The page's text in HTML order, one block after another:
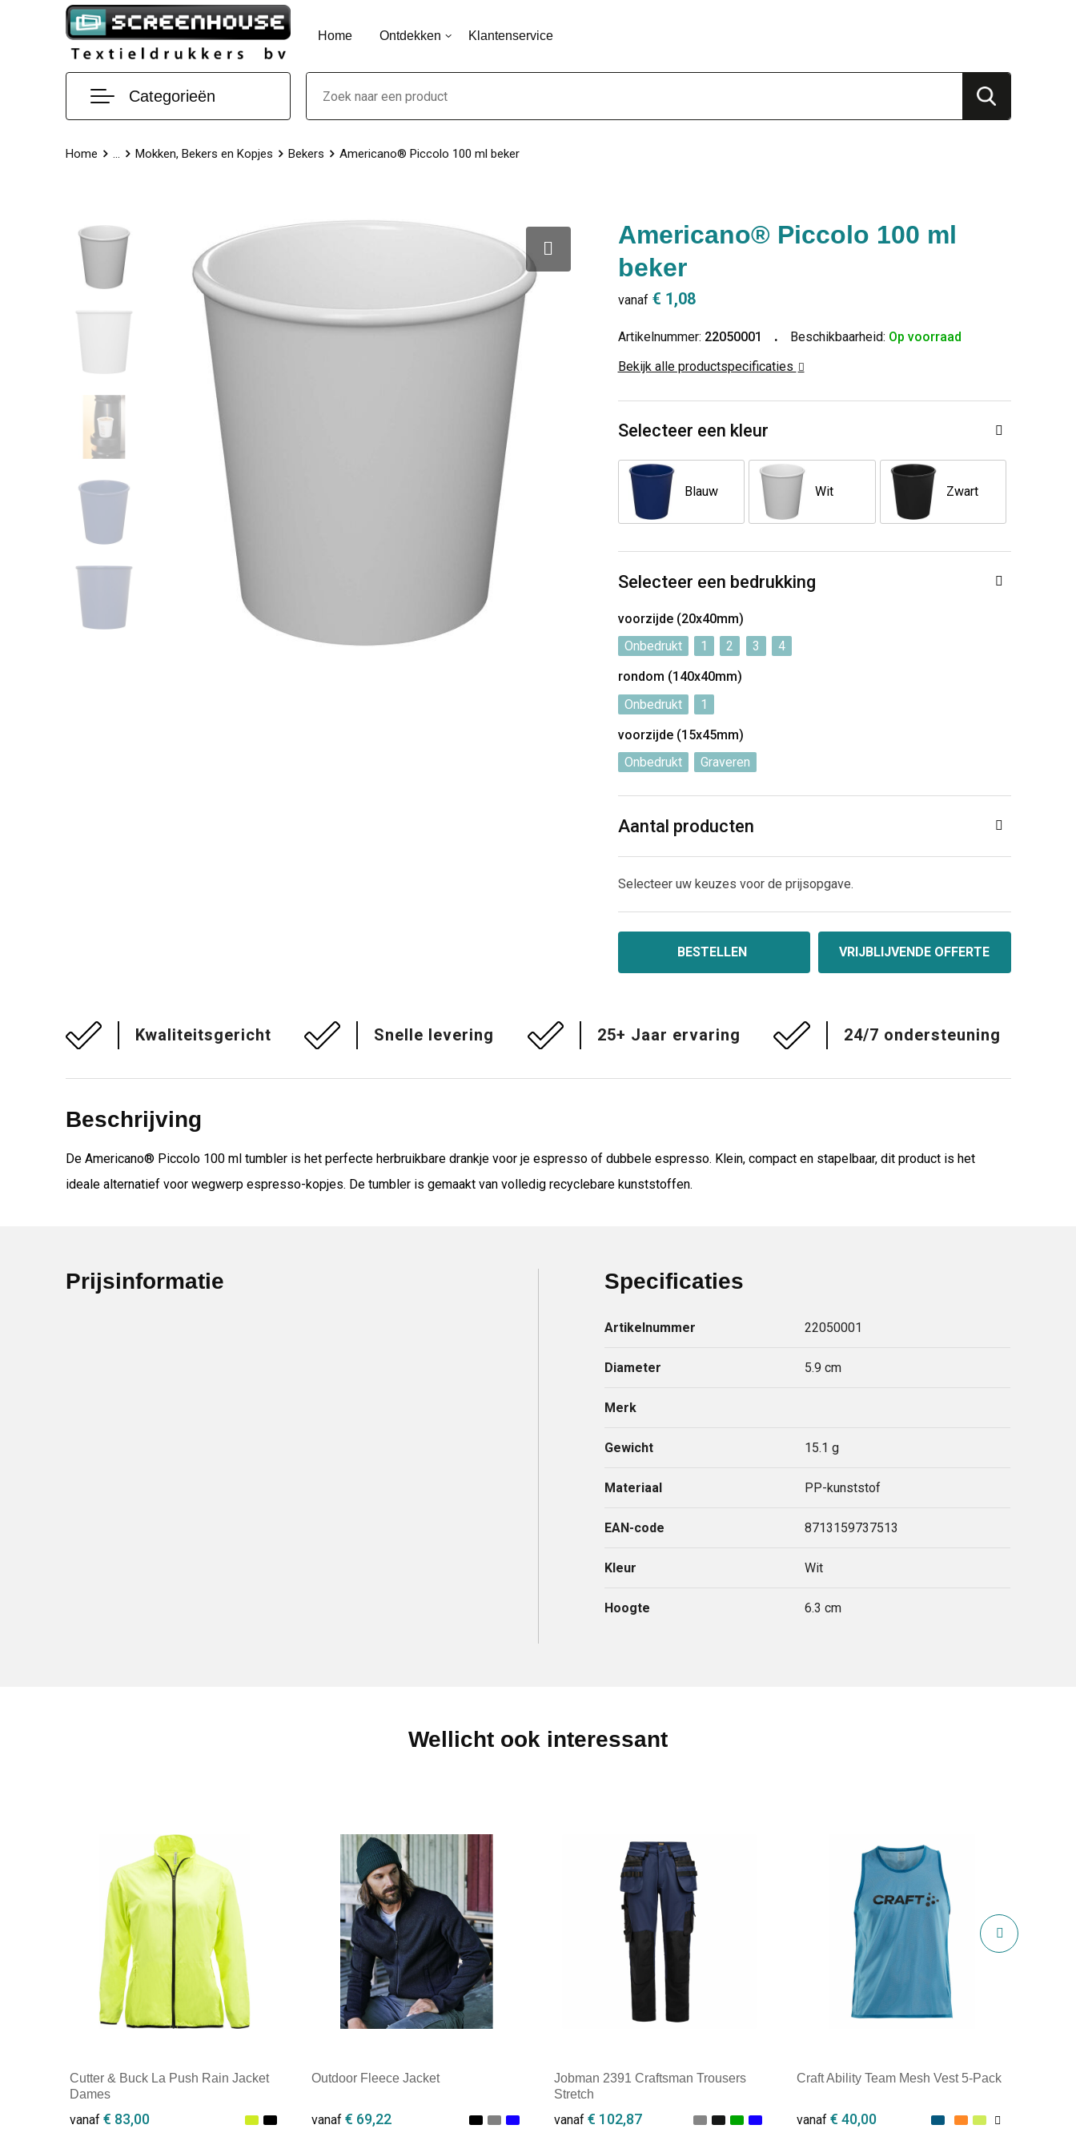
Home Ontdekken Klantenservice
Categorieën
Home ... Mokken, Bekers en Kopjes Bekers Americano® Piccolo 100 ml beker
Americano® Piccolo 100 ml
beker
vanaf € 1,08
Artikelnummer: 22050001 Beschikbaarheid: Op voorraad
Bekijk alle productspecificaties
Selecteer een kleur
Blauw Wit Zwart
Selecteer een bedrukking
voorzijde (20x40mm)
Onbedrukt
1 2 3
4
rondom (140x40mm)
Onbedrukt
1
voorzijde (15x45mm)
Onbedrukt
Graveren
Aantal producten
Selecteer uw keuzes voor de prijsopgave.
BESTELLEN VRIJBLIJVENDE OFFERTE
Kwaliteitsgericht Snelle levering 25+ Jaar ervaring 24/7 ondersteuning
Beschrijving
De Americano® Piccolo 100 ml tumbler is het perfecte herbruikbare drankje voor je espresso of dubbele espresso. Klein, compact en stapelbaar, dit product is het
ideale alternatief voor wegwerp espresso-kopjes. De tumbler is gemaakt van volledig recyclebare kunststoffen.
Prijsinformatie Specificaties
Artikelnummer 22050001
Diameter 5.9 cm
Merk
Gewicht 15.1 g
Materiaal PP-kunststof
EAN-code 8713159737513
Kleur Wit
Hoogte 6.3 cm
Wellicht ook interessant
Cutter & Buck La Push Rain Jacket
Dames
vanaf € 83,00
Outdoor Fleece Jacket
vanaf€ 69,22
Jobman 2391 Craftsman Trousers
Stretch
vanaf € 102,87
Craft Ability Team Mesh Vest 5-Pack
vanaf € 40,00